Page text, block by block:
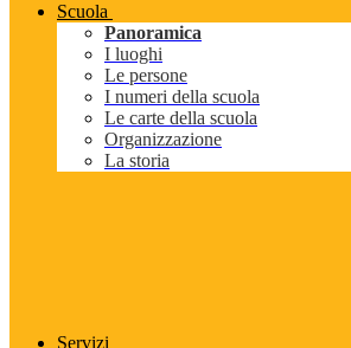
Scuola
Panoramica
I luoghi
Le persone
I numeri della scuola
Le carte della scuola
Organizzazione
La storia
Servizi